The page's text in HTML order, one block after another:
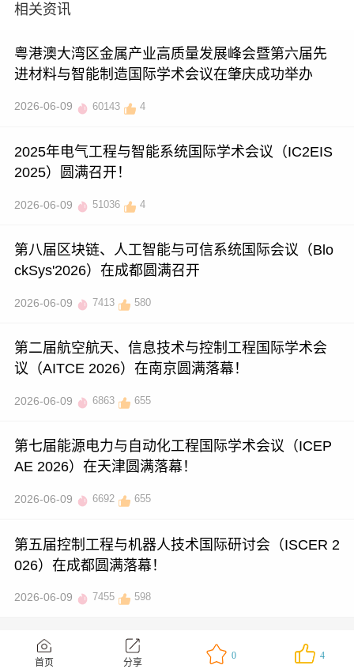
相关资讯
粤港澳大湾区金属产业高质量发展峰会暨第六届先
进材料与智能制造国际学术会议在肇庆成功举办
2026-06-09 60143 4
2025年电气工程与智能系统国际学术会议（IC2EIS
2025）圆满召开！
2026-06-09 51036 4
第八届区块链、人工智能与可信系统国际会议（Blo
ckSys'2026）在成都圆满召开
2026-06-09 7413 580
第二届航空航天、信息技术与控制工程国际学术会
议（AITCE 2026）在南京圆满落幕！
2026-06-09 6863 655
第七届能源电力与自动化工程国际学术会议（ICEP
AE 2026）在天津圆满落幕！
2026-06-09 6692 655
第五届控制工程与机器人技术国际研讨会（ISCER 2
026）在成都圆满落幕！
2026-06-09 7455 598
首页 分享
0 4